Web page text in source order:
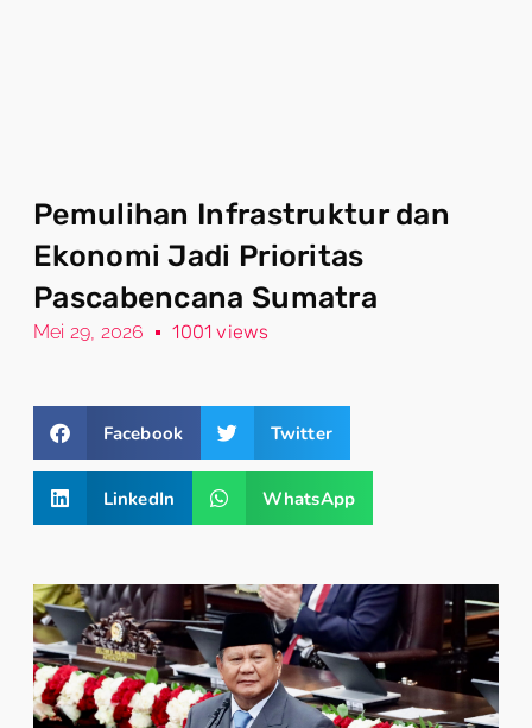
Pemulihan Infrastruktur dan
Ekonomi Jadi Prioritas
Pascabencana Sumatra
Mei 29, 2026 1001 views
Facebook Twitter
LinkedIn WhatsApp